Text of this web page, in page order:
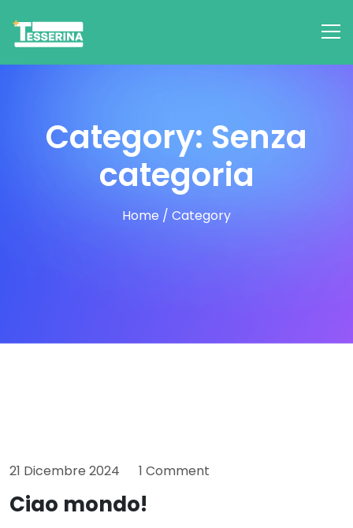
Category: Senza
categoria
Home / Category
21 Dicembre 2024 1 Comment
Ciao mondo!